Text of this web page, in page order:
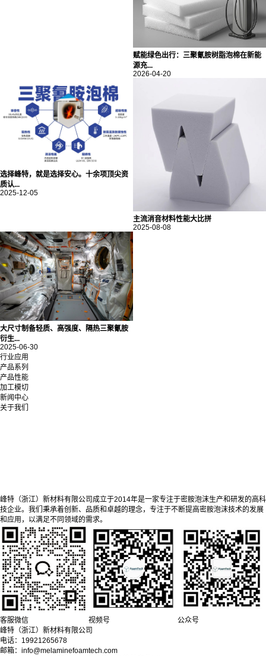
赋能绿色出行：三聚氰胺树脂泡棉在新能
源充...
2026-04-20
选择峰特，就是选择安心。十余项顶尖资
质认...
2025-12-05
主流消音材料性能大比拼
2025-08-08
大尺寸制备轻质、高强度、隔热三聚氰胺
衍生...
2025-06-30
行业应用
产品系列
产品性能
加工模切
新闻中心
关于我们
峰特（浙江）新材料有限公司成立于2014年是一家专注于密胺泡沫生产和研发的高科
技企业。我们秉承着创新、品质和卓越的理念，专注于不断提高密胺泡沫技术的发展
和应用，以满足不同领域的需求。
客服微信 视频号
公众号
峰特（浙江）新材料有限公司
电话：19921265678
邮箱：info@melaminefoamtech.com